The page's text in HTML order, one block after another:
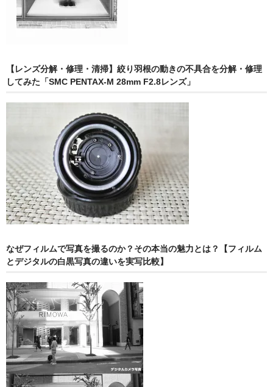
【レンズ分解・修理・清掃】絞り羽根の動きの不具合を分解・修理
してみた「SMC PENTAX-M 28mm F2.8レンズ」
なぜフィルムで写真を撮るのか？その本当の魅力とは？【フィルム
とデジタルの白黒写真の違いを実写比較】